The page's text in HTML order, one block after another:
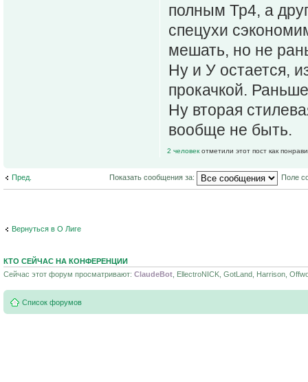
полным Тр4, а
спецухи
мешать, но не
Ну и У остается,
прокачкой.
Ну вторая
вообще не быть.
2 человек отметили этот пост как
Пред. Показать сообщения за: Поле
Вернуться в О Лиге
КТО СЕЙЧАС НА КОНФЕРЕНЦИИ
Сейчас этот форум просматривают: ClaudeBot , EllectroNICK, GotLand, Harrison,
Список форумов